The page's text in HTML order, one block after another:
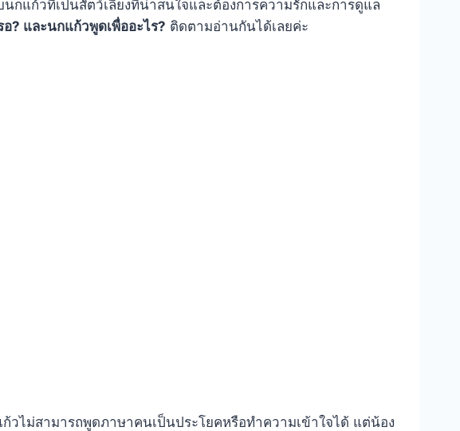
แก้วที่เป็นสัตว์เลี้ยงที่น่าสนใจและต้องการความรักและการดูแล
? และนกแก้วพูดเพื่ออะไร? ติดตามอ่านกันได้เลยค่ะ
ไม่สามารถพูดภาษาคนเป็นประโยคหรือทำความเข้าใจได้ แต่น้อง